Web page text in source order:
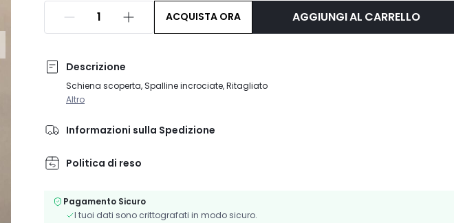
ACQUISTA ORA AGGIUNGI AL CARRELLO
Descrizione
Schiena scoperta, Spalline incrociate, Ritagliato
Altro
Informazioni sulla Spedizione
Politica di reso
Pagamento Sicuro
I tuoi dati sono crittografati in modo sicuro.